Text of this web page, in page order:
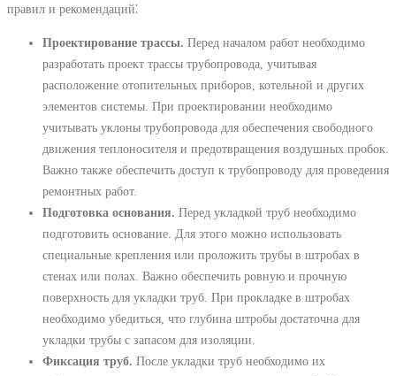
правил и рекомендаций⁚
Проектирование трассы. Перед началом работ необходимо
разработать проект трассы трубопровода, учитывая
расположение отопительных приборов, котельной и других
элементов системы. При проектировании необходимо
учитывать уклоны трубопровода для обеспечения свободного
движения теплоносителя и предотвращения воздушных пробок.
Важно также обеспечить доступ к трубопроводу для проведения
ремонтных работ.
Подготовка основания. Перед укладкой труб необходимо
подготовить основание. Для этого можно использовать
специальные крепления или проложить трубы в штробах в
стенах или полах. Важно обеспечить ровную и прочную
поверхность для укладки труб. При прокладке в штробах
необходимо убедиться, что глубина штробы достаточна для
укладки трубы с запасом для изоляции.
Фиксация труб. После укладки труб необходимо их